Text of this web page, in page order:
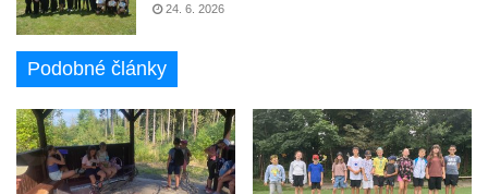
24. 6. 2026
Podobné články